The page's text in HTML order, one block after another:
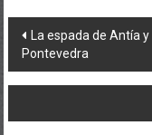
Post
La espada de Antía
Pontevedra